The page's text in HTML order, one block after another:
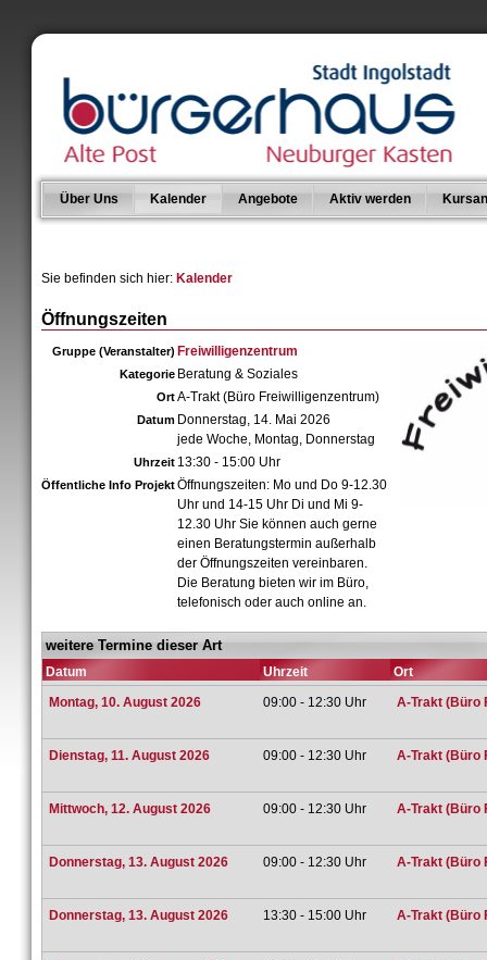
Über Uns Kalender Angebote Aktiv werden
Sie befinden sich hier: Kalender
Öffnungszeiten
Gruppe (Veranstalter) Freiwilligenzentrum
Kategorie Beratung & Soziales
OrtA-Trakt (Büro Freiwilligenzentrum)
Datum Donnerstag, 14. Mai 2026
jede Woche, Montag, Donnerstag
Uhrzeit 13:30 - 15:00 Uhr
Öffentliche Info ProjektÖffnungszeiten: Mo und Do 9-12.30
Uhr und 14-15 Uhr Di und Mi 9-
12.30 Uhr Sie können auch gerne
einen Beratungstermin außerhalb
der Öffnungszeiten vereinbaren.
Die Beratung bieten wir im Büro,
telefonisch oder auch online an.
weitere Termine dieser Art
Datum Uhrzeit
Ort
Montag, 10. August 2026
09:00 - 12:30 Uhr A-Trakt (Büro
Dienstag, 11. August 2026 09:00 - 12:30 Uhr A-Trakt (Büro
Mittwoch, 12. August 2026 09:00 - 12:30 Uhr A-Trakt (Büro
Donnerstag, 13. August 2026 09:00 - 12:30 Uhr A-Trakt (Büro
Donnerstag, 13. August 2026 13:30 - 15:00 Uhr A-Trakt (Büro